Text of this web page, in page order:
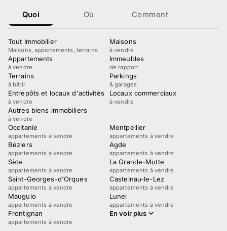
Quoi Où Comment
Tout Immobilier
Maisons, appartements, terrains
Maisons
à vendre
Appartements
à vendre
Immeubles
de rapport
Terrains
à bâtir
Parkings
& garages
Entrepôts et locaux d'activités
à vendre
Locaux commerciaux
à vendre
Autres biens immobiliers
à vendre
Occitanie
appartements à vendre
Montpellier
appartements à vendre
Béziers
appartements à vendre
Agde
appartements à vendre
Sète
appartements à vendre
La Grande-Motte
appartements à vendre
Saint-Georges-d'Orques
appartements à vendre
Castelnau-le-Lez
appartements à vendre
Mauguio
appartements à vendre
Lunel
appartements à vendre
Frontignan
appartements à vendre
En voir plus